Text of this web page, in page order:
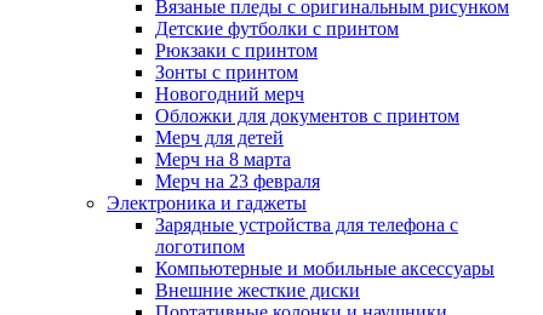
Вязаные пледы с оригинальным рисунком
Детские футболки с принтом
Рюкзаки с принтом
Зонты с принтом
Новогодний мерч
Обложки для документов с принтом
Мерч для детей
Мерч на 8 марта
Мерч на 23 февраля
Электроника и гаджеты
Зарядные устройства для телефона с
логотипом
Компьютерные и мобильные аксессуары
Внешние жесткие диски